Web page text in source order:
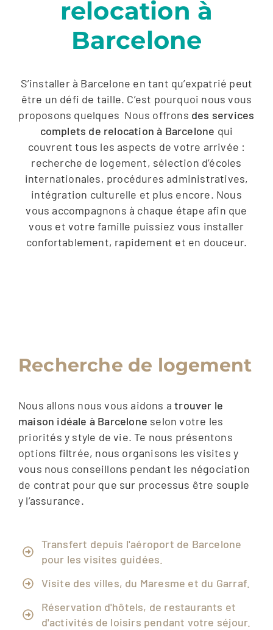
relocation à
Barcelone
S’installer à Barcelone en tant qu’expatrié peut
être un défi de taille. C’est pourquoi nous vous
proposons quelques Nous offrons des services
complets de relocation à Barcelone qui
couvrent tous les aspects de votre arrivée :
recherche de logement, sélection d’écoles
internationales, procédures administratives,
intégration culturelle et plus encore. Nous
vous accompagnons à chaque étape afin que
vous et votre famille puissiez vous installer
confortablement, rapidement et en douceur.
Recherche de logement
Nous allons nous vous aidons atrouver le
maison idéale à Barcelone selonvotre les
priorités y style devie.Te nous présentons
options filtrée, nous organisons lesvisitesy
vous nous conseillons pendant les négociation
de contrat pour que sur processus être souple
y l’assurance.
Transfert depuis l'aéroport de Barcelone
pour les visites guidées.
Visite des villes, du Maresme et du Garraf.
Réservation d'hôtels, de restaurants et
d'activités de loisirs pendant votre séjour.